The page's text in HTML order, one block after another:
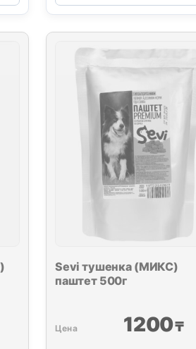
паштет
300г
Sevi тушенка (МИКС)
паштет 500г
1200₸